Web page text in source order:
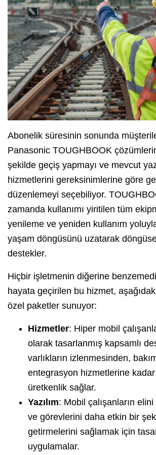
Abonelik süresinin sonunda
Panasonic TOUGHBOOK
şekilde geçiş yapmayı ve mevcut
hizmetlerini gereksinimlerine göre
düzenlemeyi seçebiliyor.
zamanda kullanımı yiritilen tüm
yenileme ve yeniden kullanım
yaşam döngüsünü uzatarak
destekler.
Hiçbir işletmenin diğerine
hayata geçirilen bu hizmet,
özel paketler sunuyor:
Hizmetler: Hiper mobil
olarak tasarlanmış kapsamlı
varlıkların izlenmesinden,
entegrasyon hizmetlerine
üretkenlik sağlar.
Yazılım: Mobil çalışanların
ve görevlerini daha etkin bir
getirmelerini sağlamak için
uygulamalar.